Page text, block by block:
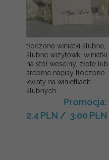
tłoczone winietki ślubne,
ślubne wizytówki winietki
na stół weselny, złote lub
srebrne napisy tłoczone
kwiaty na winietkach
ślubnych
Promocja:
2.4 PLN / 3.00 PLN